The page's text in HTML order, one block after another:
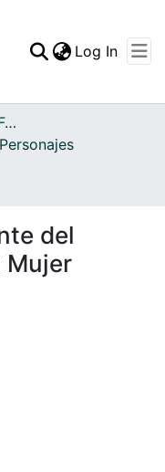
Statistics
Log In
Archivo del Patrimonio Fotográfico y Fílmico del Valle del Cauca
Personajes
del
Mujer